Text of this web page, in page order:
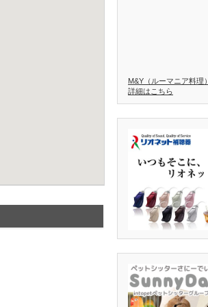
M&Y（ルーマニア料理）
詳細はこちら